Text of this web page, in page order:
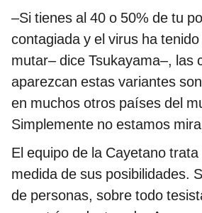
–Si tienes al 40 o 50% de tu
contagiada y el virus ha
mutar– dice Tsukayama–, las
aparezcan estas variantes
en muchos otros países del
Simplemente no estamos
El equipo de la Cayetano
medida de sus posibilidades.
de personas, sobre todo